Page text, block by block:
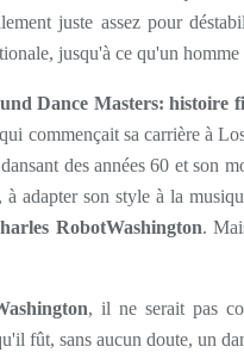
juste assez pour
jusqu'à ce qu'un
Dance Masters: histoire
qui commençait sa carrière à
des années 60 et son
, à adapter son style à la
RobotWashington.
, il ne serait pas
fût, sans aucun doute, un